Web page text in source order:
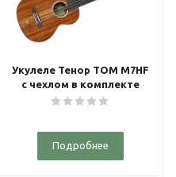
Укулеле Тенор TOM M7HF
с чехлом в комплекте
Подробнее